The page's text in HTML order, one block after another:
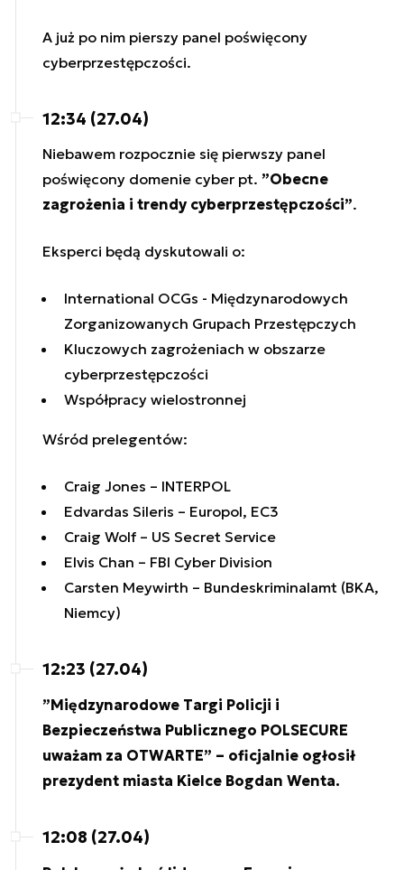
A już po nim pierszy panel poświęcony
cyberprzestępczości.
12:34 (27.04)
Niebawem rozpocznie się pierwszy panel
poświęcony domenie cyber pt. ”Obecne
zagrożenia i trendy cyberprzestępczości”.
Eksperci będą dyskutowali o:
International OCGs - Międzynarodowych
Zorganizowanych Grupach Przestępczych
Kluczowych zagrożeniach w obszarze
cyberprzestępczości
Współpracy wielostronnej
Wśród prelegentów:
Craig Jones – INTERPOL
Edvardas Sileris – Europol, EC3
Craig Wolf – US Secret Service
Elvis Chan – FBI Cyber Division
Carsten Meywirth – Bundeskriminalamt (BKA,
Niemcy)
12:23 (27.04)
”Międzynarodowe Targi Policji i
Bezpieczeństwa Publicznego POLSECURE
uważam za OTWARTE” – oficjalnie ogłosił
prezydent miasta Kielce Bogdan Wenta.
12:08 (27.04)